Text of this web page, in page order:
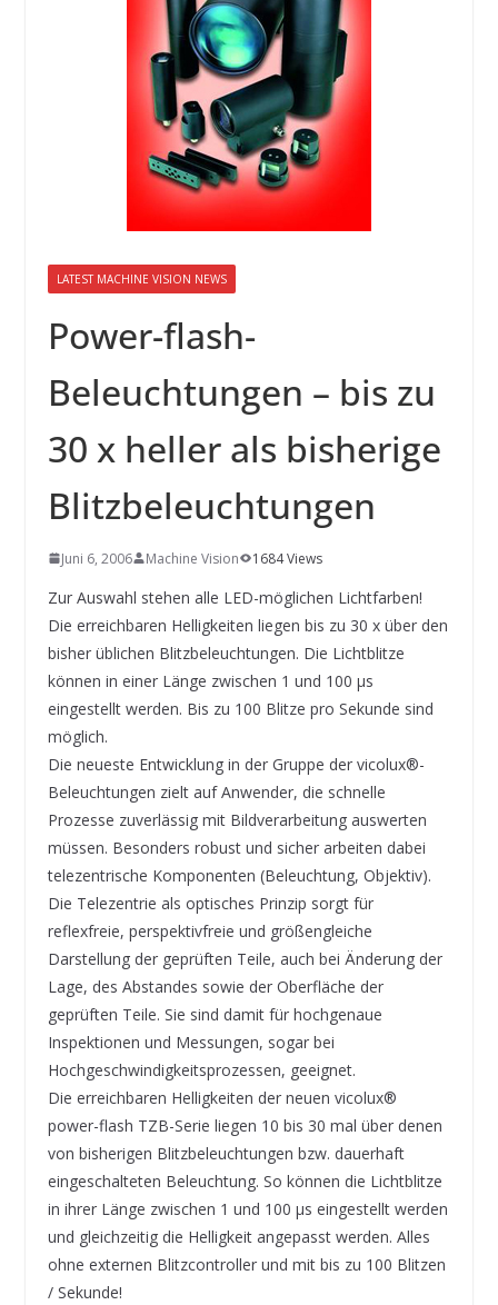
SYSTEMS WIRD EYYES
Compact system for precision
positioning of industrial cameras
LATEST MACHINE VISION NEWS
Power-flash-
Beleuchtungen – bis zu
30 x heller als bisherige
Blitzbeleuchtungen
Juni 6, 2006 Machine Vision 1684 Views
Zur Auswahl stehen alle LED-möglichen Lichtfarben!
Die erreichbaren Helligkeiten liegen bis zu 30 x über den
bisher üblichen Blitzbeleuchtungen. Die Lichtblitze
können in einer Länge zwischen 1 und 100 μs
eingestellt werden. Bis zu 100 Blitze pro Sekunde sind
möglich.
Die neueste Entwicklung in der Gruppe der vicolux®-
Beleuchtungen zielt auf Anwender, die schnelle
Prozesse zuverlässig mit Bildverarbeitung auswerten
müssen. Besonders robust und sicher arbeiten dabei
telezentrische Komponenten (Beleuchtung, Objektiv).
Die Telezentrie als optisches Prinzip sorgt für
reflexfreie, perspektivfreie und größengleiche
Darstellung der geprüften Teile, auch bei Änderung der
Lage, des Abstandes sowie der Oberfläche der
geprüften Teile. Sie sind damit für hochgenaue
Inspektionen und Messungen, sogar bei
Hochgeschwindigkeitsprozessen, geeignet.
Die erreichbaren Helligkeiten der neuen vicolux®
power-flash TZB-Serie liegen 10 bis 30 mal über denen
von bisherigen Blitzbeleuchtungen bzw. dauerhaft
eingeschalteten Beleuchtung. So können die Lichtblitze
in ihrer Länge zwischen 1 und 100 μs eingestellt werden
und gleichzeitig die Helligkeit angepasst werden. Alles
ohne externen Blitzcontroller und mit bis zu 100 Blitzen
/ Sekunde!